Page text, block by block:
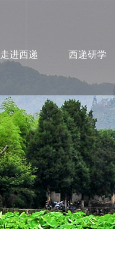
走进西递 西递研学